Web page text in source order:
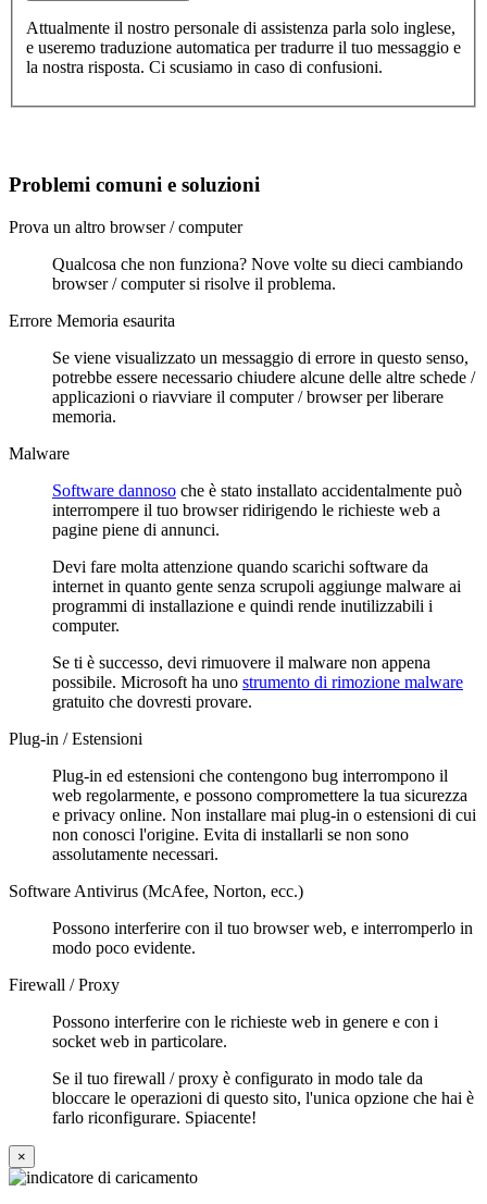
Attualmente il nostro personale di assistenza parla solo inglese,
e useremo traduzione automatica per tradurre il tuo messaggio e
la nostra risposta. Ci scusiamo in caso di confusioni.
Problemi comuni e soluzioni
Prova un altro browser / computer
Qualcosa che non funziona? Nove volte su dieci cambiando
browser / computer si risolve il problema.
Errore Memoria esaurita
Se viene visualizzato un messaggio di errore in questo senso,
potrebbe essere necessario chiudere alcune delle altre schede /
applicazioni o riavviare il computer / browser per liberare
memoria.
Malware
Software dannoso che è stato installato accidentalmente può
interrompere il tuo browser ridirigendo le richieste web a
pagine piene di annunci.
Devi fare molta attenzione quando scarichi software da
internet in quanto gente senza scrupoli aggiunge malware ai
programmi di installazione e quindi rende inutilizzabili i
computer.
Se ti è successo, devi rimuovere il malware non appena
possibile. Microsoft ha uno strumento di rimozione malware
gratuito che dovresti provare.
Plug-in / Estensioni
Plug-in ed estensioni che contengono bug interrompono il
web regolarmente, e possono compromettere la tua sicurezza
e privacy online. Non installare mai plug-in o estensioni di cui
non conosci l'origine. Evita di installarli se non sono
assolutamente necessari.
Software Antivirus (McAfee, Norton, ecc.)
Possono interferire con il tuo browser web, e interromperlo in
modo poco evidente.
Firewall / Proxy
Possono interferire con le richieste web in genere e con i
socket web in particolare.
Se il tuo firewall / proxy è configurato in modo tale da
bloccare le operazioni di questo sito, l'unica opzione che hai è
farlo riconfigurare. Spiacente!
×